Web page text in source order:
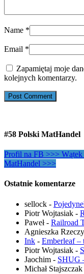
Name *
Email *
Zapamiętaj moje
kolejnych komentarzy.
#58 Polski MatHandel
Profil na FB >>>
MatHandel >>>
Ostatnie komentarze
sellock -
Piotr Wojtasiak -
Paweł- Railroad
Agnieszka
Ink - Emberleaf –
Piotr Wojtasiak -
Jaochim - SHUG
Michał Stajszczak